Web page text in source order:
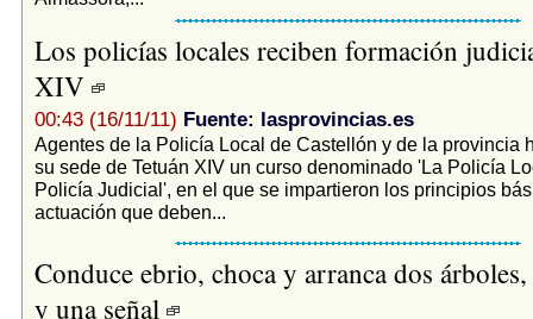
Los policías locales reciben formación
XIV
00:43 (16/11/11) Fuente: lasprovincias.es
Agentes de la Policía Local de Castellón y de la provincia
su sede de Tetuán XIV un curso denominado 'La Policía
Policía Judicial', en el que se impartieron los principios
actuación que deben...
Conduce ebrio, choca y arranca dos
y una señal